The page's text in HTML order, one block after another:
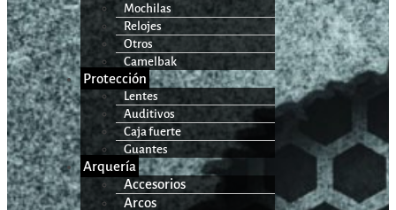
Mochilas
Relojes
Otros
Camelbak
Protección
Lentes
Auditivos
Caja fuerte
Guantes
Arquería
Accesorios
Arcos